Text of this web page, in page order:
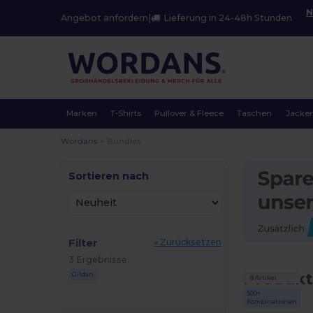
Angebot anfordern Lieferung in 24-48h Stunden
Marken T-Shirts Pullover & Fleece Taschen
Wordans
Sortieren nach
Filter
« Zurücksetzen
3 Ergebnisse.
Gildan 8 Artikel
500+
Kombinationen